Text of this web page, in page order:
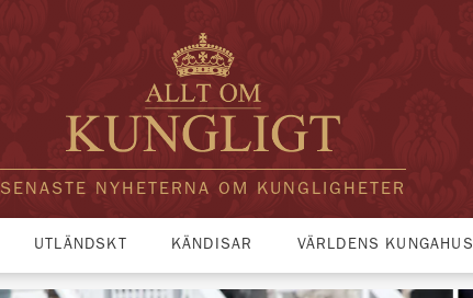
SENASTE NYHETERNA OM KUNGLIGHETER
UTLÄNDSKT KÄNDISAR VÄRLDENS KUNGAHUS